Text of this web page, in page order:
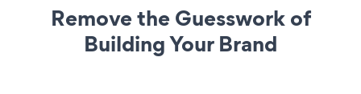
Remove the Guesswork of
Building Your Brand